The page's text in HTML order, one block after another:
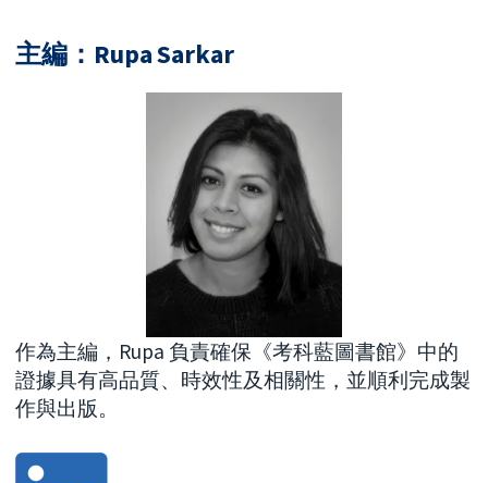
主編：Rupa Sarkar
作為主編，Rupa 負責確保《考科藍圖書館》中的
證據具有高品質、時效性及相關性，並順利完成製
作與出版。